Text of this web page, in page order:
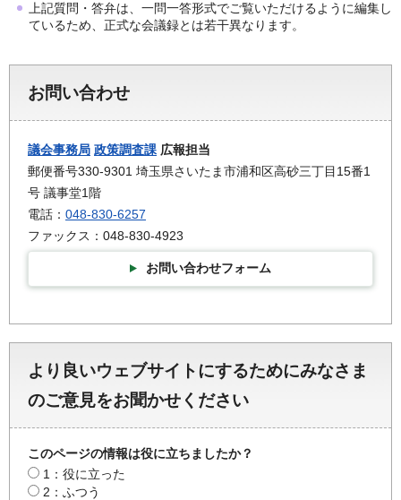
上記質問・答弁は、一問一答形式でご覧いただけるように編集し
ているため、正式な会議録とは若干異なります。
お問い合わせ
議会事務局 政策調査課 広報担当
郵便番号330-9301 埼玉県さいたま市浦和区高砂三丁目15番1
号 議事堂1階
電話： 048-830-6257
ファックス：048-830-4923
お問い合わせフォーム
より良いウェブサイトにするためにみなさま
のご意見をお聞かせください
このページの情報は役に立ちましたか？
1：役に立った
2：ふつう